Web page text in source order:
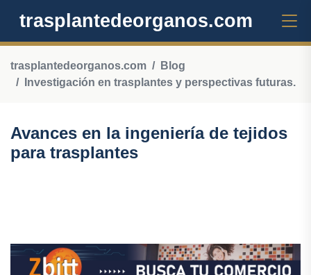
trasplantedeorganos.com
trasplantedeorganos.com
Blog
Investigación en trasplantes y perspectivas futuras.
Avances en la ingeniería de tejidos
para trasplantes